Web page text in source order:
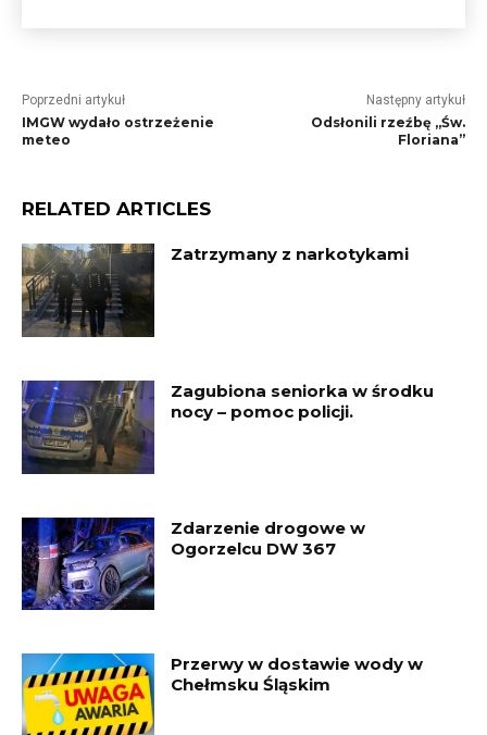
Poprzedni artykuł
IMGW wydało ostrzeżenie
meteo
Następny artykuł
Odsłonili rzeźbę „Św.
Floriana”
RELATED ARTICLES
Zatrzymany z narkotykami
Zagubiona seniorka w środku
nocy – pomoc policji.
Zdarzenie drogowe w
Ogorzelcu DW 367
Przerwy w dostawie wody w
Chełmsku Śląskim